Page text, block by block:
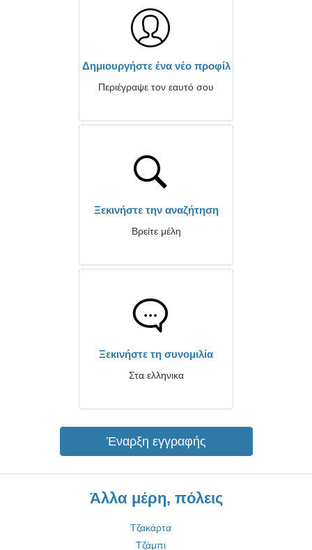
Δημιουργήστε ένα νέο προφίλ
Περιέγραψε τον εαυτό σου
Ξεκινήστε την αναζήτηση
Βρείτε μέλη
Ξεκινήστε τη συνομιλία
Στα ελληνικα
Έναρξη εγγραφής
Άλλα μέρη, πόλεις
Τζακάρτα
Τζάμπι